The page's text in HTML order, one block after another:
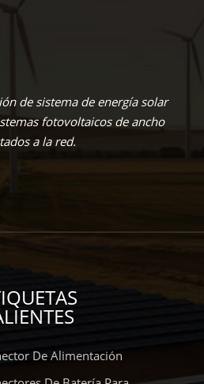
de sistema de energía solar
fotovoltaicos de ancho
a la red.
De Alimentación